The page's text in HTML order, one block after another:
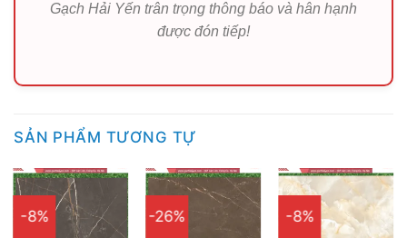
Gạch Hải Yến trân trọng thông báo và hân hạnh
được đón tiếp!
SẢN PHẨM TƯƠNG TỰ
-8% -26% -8%